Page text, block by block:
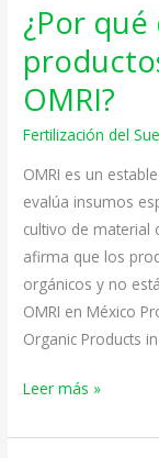
¿Por
OMRI?
Fertilización del
OMRI es un
evalúa insumos
cultivo de material
afirma que los
orgánicos y no
OMRI en México
Organic Products
¿Por
qué
debería
optar
por
certificados
por
OMRI?
Leer más »